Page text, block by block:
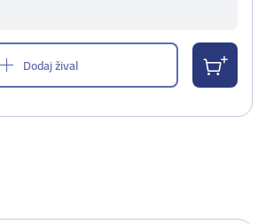
Dodaj žival